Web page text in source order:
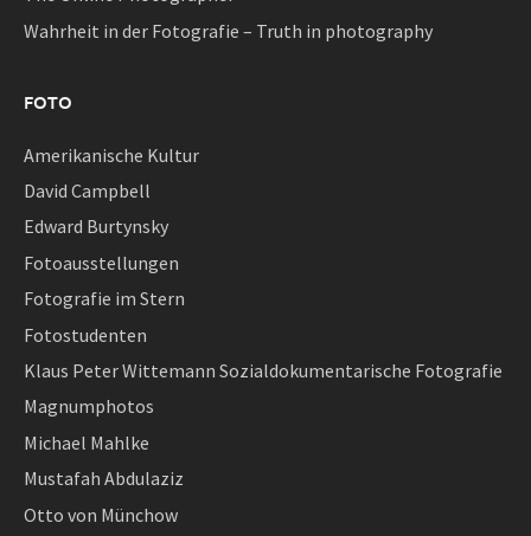
Wahrheit in der Fotografie – Truth in photography
FOTO
Amerikanische Kultur
David Campbell
Edward Burtynsky
Fotoausstellungen
Fotografie im Stern
Fotostudenten
Klaus Peter Wittemann Sozialdokumentarische Fotografie
Magnumphotos
Michael Mahlke
Mustafah Abdulaziz
Otto von Münchow